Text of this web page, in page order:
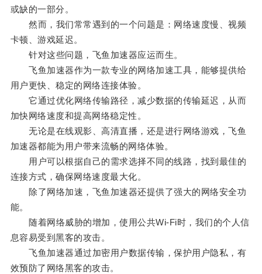
或缺的一部分。
然而，我们常常遇到的一个问题是：网络速度慢、视频
卡顿、游戏延迟。
针对这些问题，飞鱼加速器应运而生。
飞鱼加速器作为一款专业的网络加速工具，能够提供给
用户更快、稳定的网络连接体验。
它通过优化网络传输路径，减少数据的传输延迟，从而
加快网络速度和提高网络稳定性。
无论是在线观影、高清直播，还是进行网络游戏，飞鱼
加速器都能为用户带来流畅的网络体验。
用户可以根据自己的需求选择不同的线路，找到最佳的
连接方式，确保网络速度最大化。
除了网络加速，飞鱼加速器还提供了强大的网络安全功
能。
随着网络威胁的增加，使用公共Wi-Fi时，我们的个人信
息容易受到黑客的攻击。
飞鱼加速器通过加密用户数据传输，保护用户隐私，有
效预防了网络黑客的攻击。